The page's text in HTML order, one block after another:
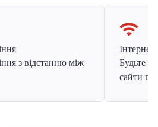
з відстанню між
Інтернет
Будьте
сайти